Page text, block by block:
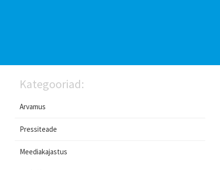
Kategooriad:
Arvamus
Pressiteade
Meediakajastus